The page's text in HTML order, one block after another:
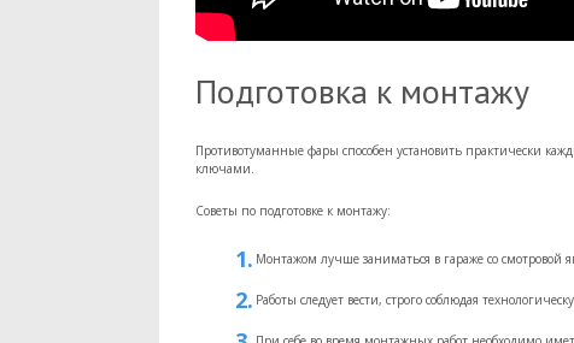
Подготовка к монтажу
Противотуманные фары способен установить практически
ключами.
Советы по подготовке к монтажу:
Монтажом лучше заниматься в гараже со смотровой
Работы следует вести, строго соблюдая